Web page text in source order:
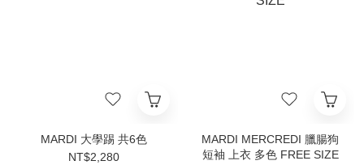
MARDI 大學踢 共6色
NT$2,280
MARDI MERCREDI 臘腸狗
短袖 上衣 多色 FREE SIZE